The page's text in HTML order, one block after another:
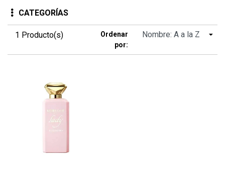
CATEGORÍAS
1 Producto(s)
Ordenar
por: